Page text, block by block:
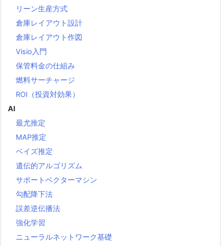
リーン生産方式
倉庫レイアウト設計
倉庫レイアウト作図
Visio入門
保管料金の仕組み
燃料サーチャージ
ROI（投資対効果）
AI
最尤推定
MAP推定
ベイズ推定
遺伝的アルゴリズム
サポートベクターマシン
勾配降下法
誤差逆伝播法
強化学習
ニューラルネットワーク基礎